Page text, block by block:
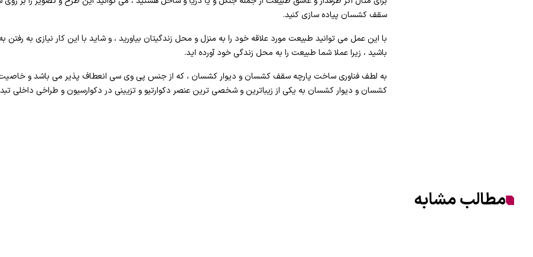
سقف کشسان پیاده سازی کنید.
با این عمل می توانید طبیعت مورد علاقه خود را به منزل و محل زندگیتان بیاورید ، و شاید با این کار نیازی به
باشید ، زیرا عملا شما طبیعت را به محل زندگی خود آورده اید.
به لطف فناوری ساخت پارچه سقف کشسان و دیوار کشسان ، که از جنس پی وی سی انعطاف پذیر می باشد و خاصیت
کشسان و دیوار کشسان به یکی از زیباترین و شخصی ترین عنصر دکوارتیو و تزیینی در دکوارسیون و طراخی داخلی
مطالب مشابه